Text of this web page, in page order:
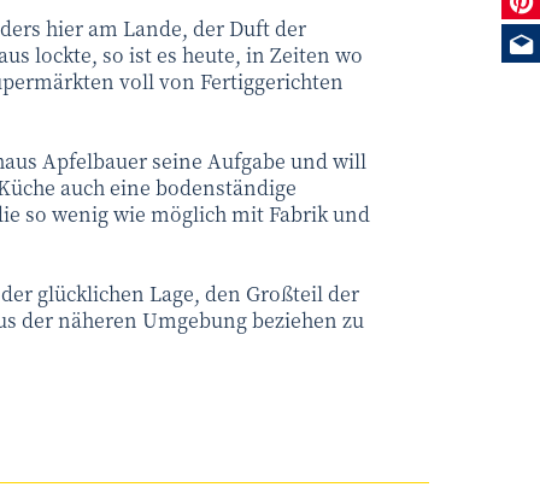
hier am Lande, der Duft der
lockte, so ist es heute, in Zeiten wo
voll von Fertiggerichten
Apfelbauer seine Aufgabe und will
auch eine bodenständige
so wenig wie möglich mit Fabrik und
glücklichen Lage, den Großteil der
der näheren Umgebung beziehen zu